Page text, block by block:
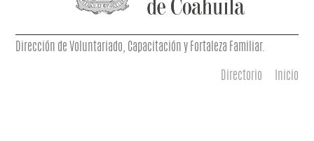
Dirección de Voluntariado, Capacitación y Fortaleza Familiar.
Directorio Inicio